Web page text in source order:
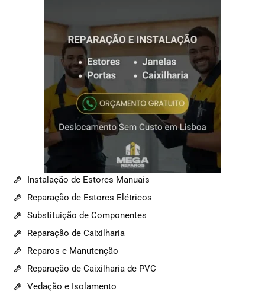
Instalação de Estores Manuais
Reparação de Estores Elétricos
Substituição de Componentes
Reparação de Caixilharia
Reparos e Manutenção
Reparação de Caixilharia de PVC
Vedação e Isolamento